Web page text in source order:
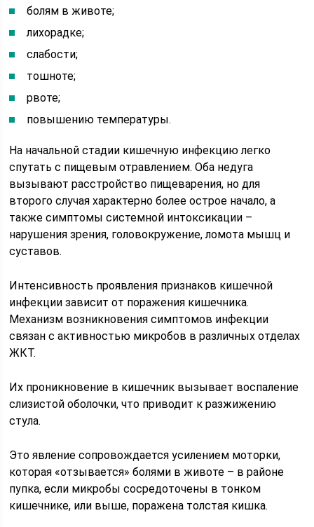
болям в животе;
лихорадке;
слабости;
тошноте;
рвоте;
повышению температуры.
На начальной стадии кишечную инфекцию легко
спутать с пищевым отравлением. Оба недуга
вызывают расстройство пищеварения, но для
второго случая характерно более острое начало, а
также симптомы системной интоксикации –
нарушения зрения, головокружение, ломота мышц и
суставов.
Интенсивность проявления признаков кишечной
инфекции зависит от поражения кишечника.
Механизм возникновения симптомов инфекции
связан с активностью микробов в различных отделах
ЖКТ.
Их проникновение в кишечник вызывает воспаление
слизистой оболочки, что приводит к разжижению
стула.
Это явление сопровождается усилением моторки,
которая «отзывается» болями в животе – в районе
пупка, если микробы сосредоточены в тонком
кишечнике, или выше, поражена толстая кишка.